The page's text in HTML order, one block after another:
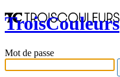
TroisCouleurs
Mot de passe